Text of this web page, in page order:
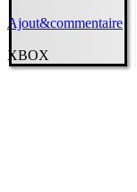
Ajout&commentaire
XBOX